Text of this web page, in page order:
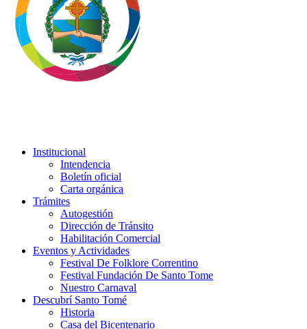
Institucional
Intendencia
Boletín oficial
Carta orgánica
Trámites
Autogestión
Dirección de Tránsito
Habilitación Comercial
Eventos y Actividades
Festival De Folklore Correntino
Festival Fundación De Santo Tome
Nuestro Carnaval
Descubrí Santo Tomé
Historia
Casa del Bicentenario